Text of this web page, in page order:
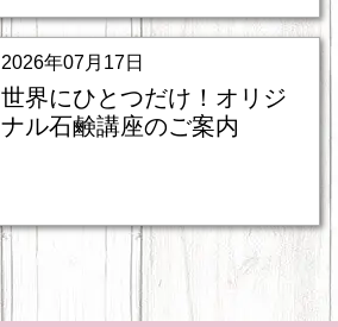
2026年07月17日
世界にひとつだけ！オリジ
ナル石鹸講座のご案内